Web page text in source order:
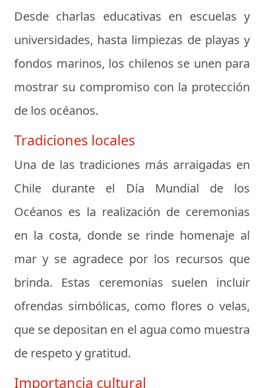
Desde charlas educativas en escuelas y
universidades, hasta limpiezas de playas y
fondos marinos, los chilenos se unen para
mostrar su compromiso con la protección
de los océanos.
Tradiciones locales
Una de las tradiciones más arraigadas en
Chile durante el Día Mundial de los
Océanos es la realización de ceremonias
en la costa, donde se rinde homenaje al
mar y se agradece por los recursos que
brinda. Estas ceremonias suelen incluir
ofrendas simbólicas, como flores o velas,
que se depositan en el agua como muestra
de respeto y gratitud.
Importancia cultural